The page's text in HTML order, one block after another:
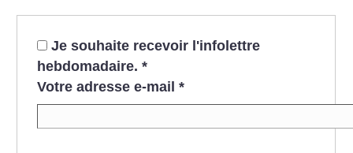
Je souhaite recevoir l'infolettre
hebdomadaire. *
Votre adresse e-mail *